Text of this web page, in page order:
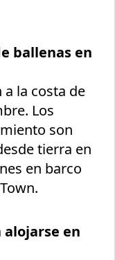
ballenas en
a la costa de
Los
son
tierra en
en barco
alojarse en